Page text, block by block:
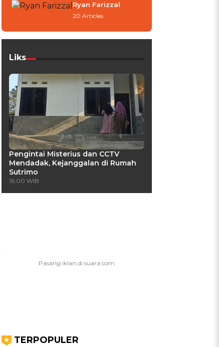
Ryan Farizzal
20 Articles
Liks
Pengintai Misterius dan CCTV
Mendadak, Kejanggalan di Rumah
Sutrimo
16:00 WIB
TERPOPULER